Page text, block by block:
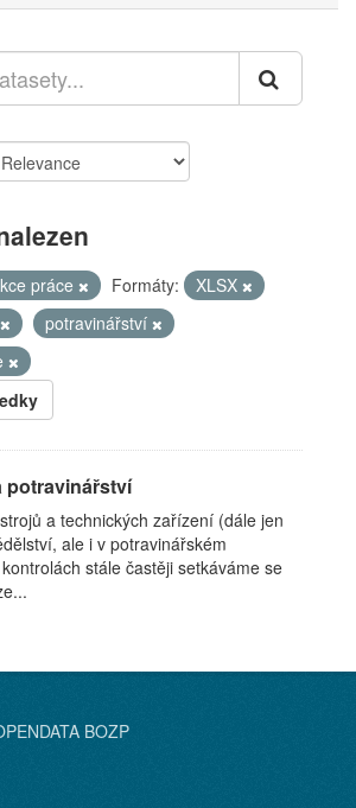
práce Formáty:
XLSX
potravinářství
potravinářství
a technických zařízení (dále jen
ale i v potravinářském
stále častěji setkáváme se
BOZP